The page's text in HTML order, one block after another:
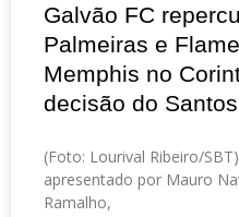
Galvão FC
Palmeiras e
Memphis no
decisão do
(Foto: Lourival Ribeiro/
apresentado por Mauro
Ramalho,